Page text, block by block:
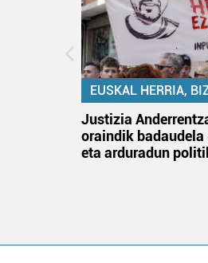
EUSKAL HERRIA,
Justizia
oraindik
eta arduradun